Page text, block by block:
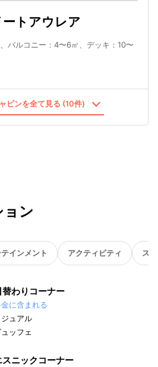
トアウレア
バルコニー：4〜6㎡、デッキ：10〜
ビンを全て見る (10件)
ン
インメント アクティビティ ス
替わりコーナー
に含まれる
ジュアル
ュッフェ
スニックコーナー